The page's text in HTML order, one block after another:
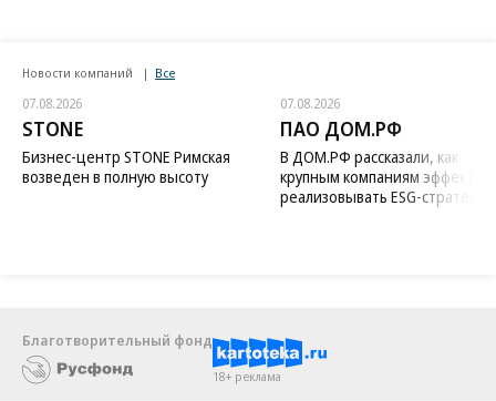
Новости компаний Все
07.08.2026
STONE
Бизнес-центр STONE Римская
возведен в полную высоту
07.08.2026
ПАО ДОМ.РФ
В ДОМ.РФ рассказали, как
крупным компаниям
реализовывать ESG-стратегию
Благотворительный фонд
18+ реклама